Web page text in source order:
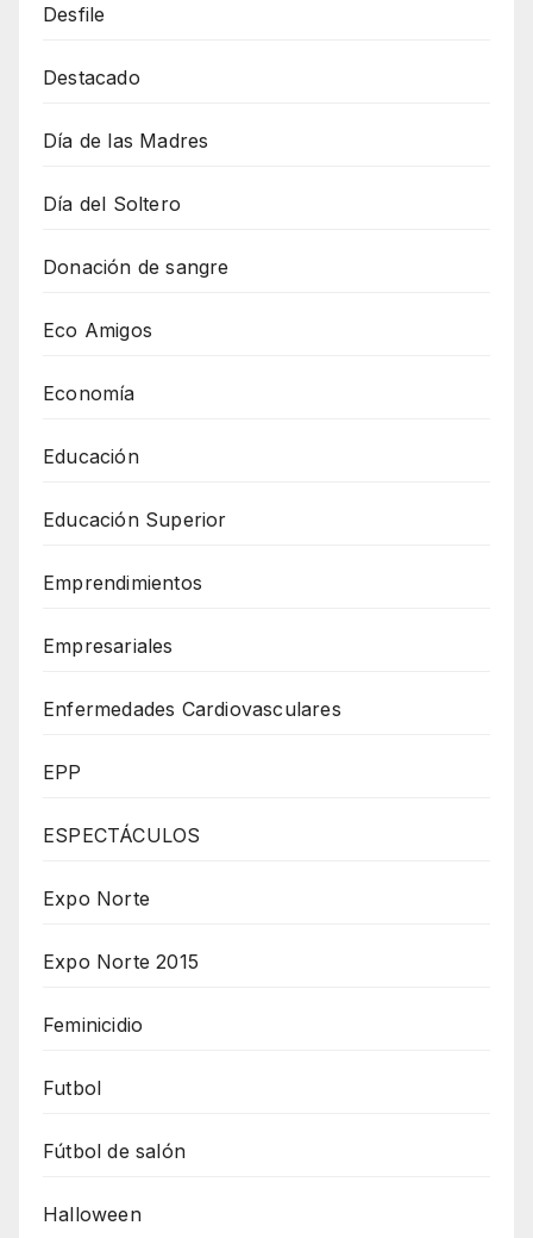
Desfile
Destacado
Día de las Madres
Día del Soltero
Donación de sangre
Eco Amigos
Economía
Educación
Educación Superior
Emprendimientos
Empresariales
Enfermedades Cardiovasculares
EPP
ESPECTÁCULOS
Expo Norte
Expo Norte 2015
Feminicidio
Futbol
Fútbol de salón
Halloween